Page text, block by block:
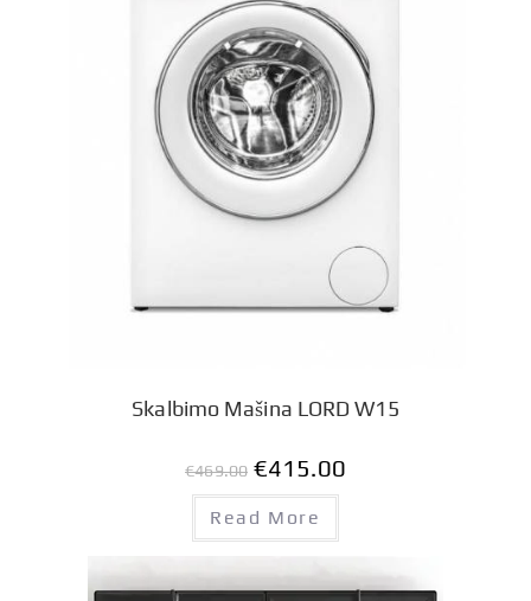
Skalbimo Mašina LORD W15
€469.00 €415.00
Read More